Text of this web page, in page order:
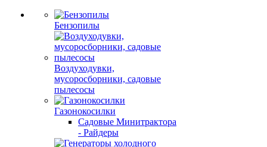
Бензопилы
Воздуходувки,
мусоросборники, cадовые
пылесосы
Газонокосилки
Садовые Минитрактора
- Райдеры